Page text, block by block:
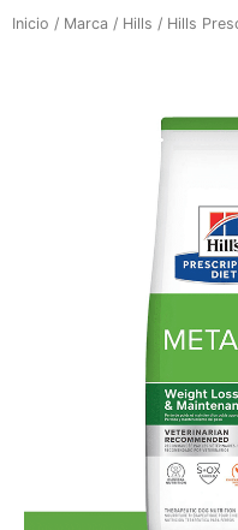
Inicio / Marca / Hills / Hills